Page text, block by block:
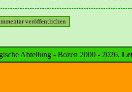
Abteilung - Bozen 2000 - 2026.